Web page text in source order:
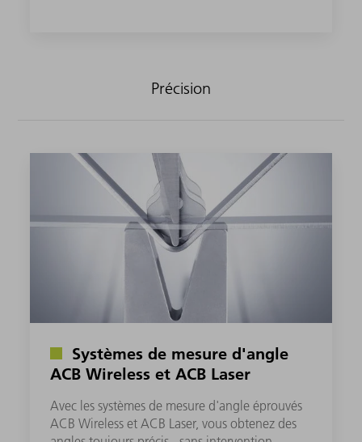
Précision
Systèmes de mesure d'angle
ACB Wireless et ACB Laser
Avec les systèmes de mesure d'angle éprouvés
ACB Wireless et ACB Laser, vous obtenez des